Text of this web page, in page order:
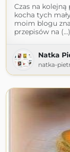
Czas na
kocha tych
moim blogu
przepisów na (...)
Natka
natka-